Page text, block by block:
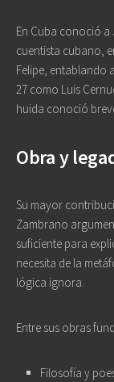
En Cuba conoció a
cuentista cubano,
Felipe, entablando
27 como Luis
huida conoció
Obra y
Su mayor
Zambrano
suficiente para
necesita de la
lógica ignora.
Entre sus obras
Filosofía y